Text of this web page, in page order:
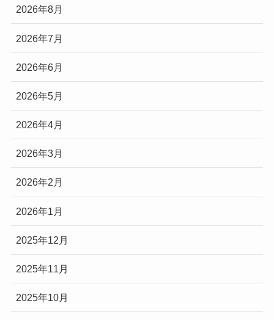
2026年8月
2026年7月
2026年6月
2026年5月
2026年4月
2026年3月
2026年2月
2026年1月
2025年12月
2025年11月
2025年10月